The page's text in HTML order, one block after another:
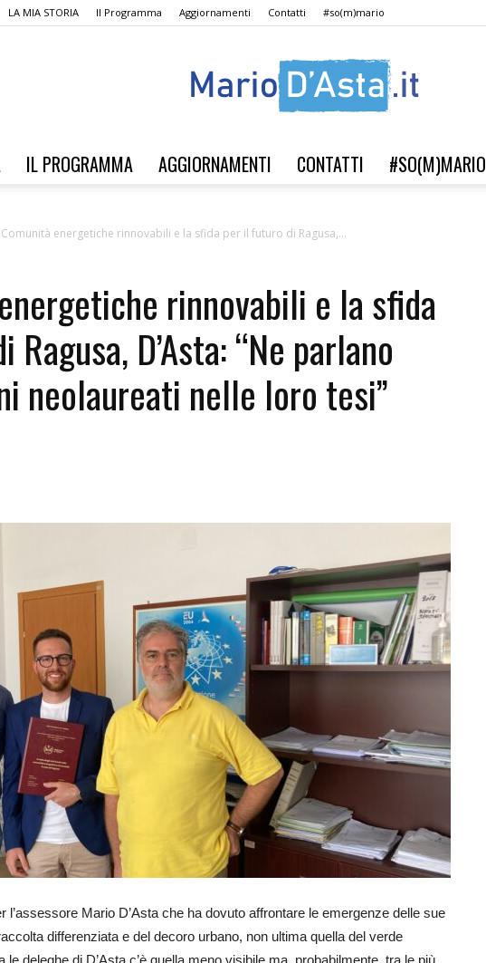
LA MIA STORIA Il Programma Aggiornamenti Contatti #so(m)mario
il
IL PROGRAMMA AGGIORNAMENTI CONTATTI #SO(M)MARIO
Comunità energetiche rinnovabili e la sfida per il futuro di Ragusa,...
rinnovabili e la sfida
D’Asta: “Ne parlano
neolaureati nelle loro tesi”
l’assessore Mario D’Asta che ha dovuto affrontare le emergenze delle sue
differenziata e del decoro urbano, non ultima quella del verde
le deleghe di D’Asta c’è quella meno visibile ma, probabilmente, tra le più